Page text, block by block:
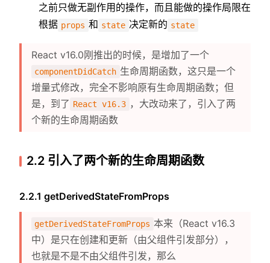
之前只做无副作用的操作，而且能做的操作局限在
根据 props 和 state 决定新的 state
React v16.0刚推出的时候，是增加了一个
componentDidCatch 生命周期函数，这只是一个
增量式修改，完全不影响原有生命周期函数；但
是，到了 React v16.3 ，大改动来了，引入了两
个新的生命周期函数
2.2 引入了两个新的生命周期函数
2.2.1 getDerivedStateFromProps
getDerivedStateFromProps 本来（React v16.3
中）是只在创建和更新（由父组件引发部分），
也就是不是不由父组件引发，那么